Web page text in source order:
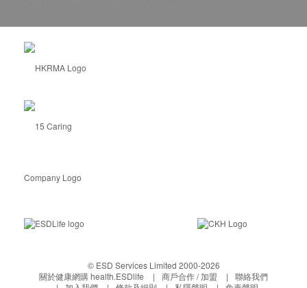
低密度脂蛋白膽固醇
糖尿
肝功能
谷草轉氨酵素
鹼性磷酸酶
總膽紅素
15601761306），體檢人在約定時間到體檢中
如有爭議，健康網購health.ESDlife 及瑞慈體檢保留
最後決定權。
所有健康檢查/服務並非作為醫務診斷或治療用
本服務/產品由商戶提供。生活易【健康網購
有關此服務/產品的錯漏或延誤，或因使用此服務/
查詢，須向提供服務之體檢中心或商戶提出。
© ESD Services Limited 2000-2026
關於健康網購 health.ESDlife
商戶合作 / 加盟
聯絡我們